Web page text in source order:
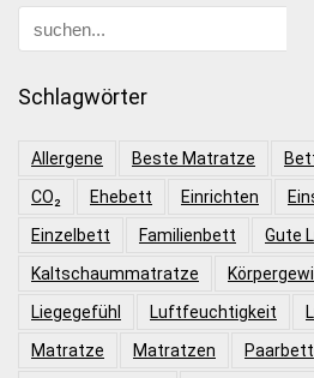
Schlagwörter
Allergene Beste Matratze
CO₂
Ehebett Einrichten
Einzelbett
Familienbett Gute
Kaltschaummatratze
Liegegefühl
Luftfeuchtigkeit
Matratze
Matratzen Paarbett